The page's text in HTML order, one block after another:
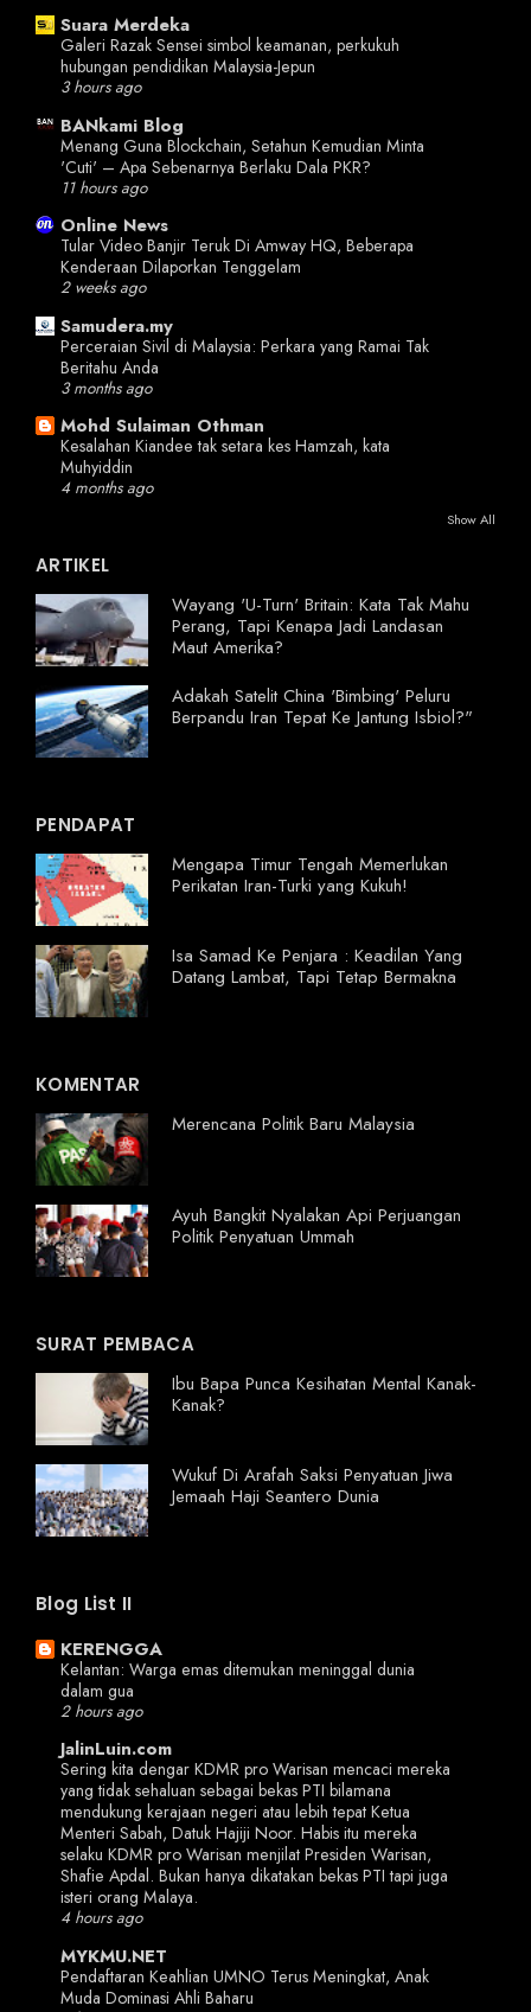
Suara Merdeka
Galeri Razak Sensei simbol keamanan, perkukuh
hubungan pendidikan Malaysia-Jepun
3 hours ago
BANkami Blog
Menang Guna Blockchain, Setahun Kemudian Minta
'Cuti' – Apa Sebenarnya Berlaku Dala PKR?
11 hours ago
Online News
Tular Video Banjir Teruk Di Amway HQ, Beberapa
Kenderaan Dilaporkan Tenggelam
2 weeks ago
Samudera.my
Perceraian Sivil di Malaysia: Perkara yang Ramai Tak
Beritahu Anda
3 months ago
Mohd Sulaiman Othman
Kesalahan Kiandee tak setara kes Hamzah, kata
Muhyiddin
4 months ago
Show All
ARTIKEL
Wayang 'U-Turn' Britain: Kata Tak Mahu
Perang, Tapi Kenapa Jadi Landasan
Maut Amerika?
Adakah Satelit China 'Bimbing' Peluru
Berpandu Iran Tepat Ke Jantung Isbiol?"
PENDAPAT
Mengapa Timur Tengah Memerlukan
Perikatan Iran-Turki yang Kukuh!
Isa Samad Ke Penjara : Keadilan Yang
Datang Lambat, Tapi Tetap Bermakna
KOMENTAR
Merencana Politik Baru Malaysia
Ayuh Bangkit Nyalakan Api Perjuangan
Politik Penyatuan Ummah
SURAT PEMBACA
Ibu Bapa Punca Kesihatan Mental Kanak-
Kanak?
Wukuf Di Arafah Saksi Penyatuan Jiwa
Jemaah Haji Seantero Dunia
Blog List II
KERENGGA
Kelantan: Warga emas ditemukan meninggal dunia
dalam gua
2 hours ago
JalinLuin.com
Sering kita dengar KDMR pro Warisan mencaci mereka
yang tidak sehaluan sebagai bekas PTI bilamana
mendukung kerajaan negeri atau lebih tepat Ketua
Menteri Sabah, Datuk Hajiji Noor. Habis itu mereka
selaku KDMR pro Warisan menjilat Presiden Warisan,
Shafie Apdal. Bukan hanya dikatakan bekas PTI tapi juga
isteri orang Malaya.
4 hours ago
MYKMU.NET
Pendaftaran Keahlian UMNO Terus Meningkat, Anak
Muda Dominasi Ahli Baharu